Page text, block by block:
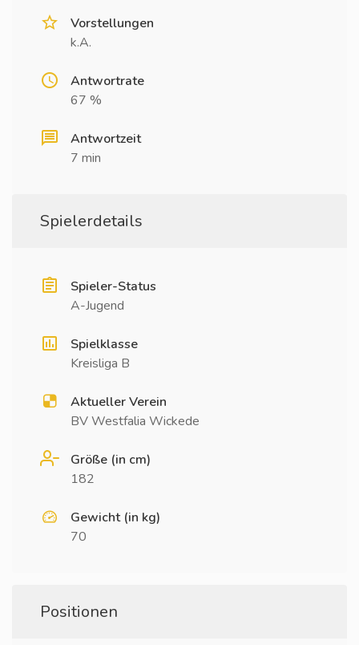
Vorstellungen
k.A.
Antwortrate
67 %
Antwortzeit
7 min
Spielerdetails
Spieler-Status
A-Jugend
Spielklasse
Kreisliga B
Aktueller Verein
BV Westfalia Wickede
Größe (in cm)
182
Gewicht (in kg)
70
Positionen